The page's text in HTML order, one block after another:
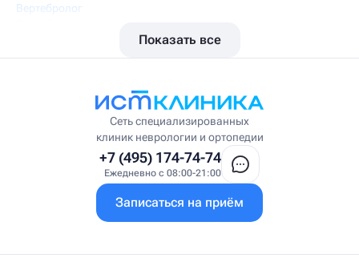
Вертебролог
Висцеральный массажист
Врач интегративной медицины
Врач первичного приёма
Гастроэнтеролог-гепатолог
Гериатр
Показать все
Сеть специализированных
клиник неврологии и ортопедии
+7 (495) 174-74-74
Ежедневно с 08:00-21:00
Записаться на приём